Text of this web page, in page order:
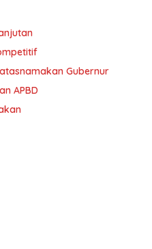
Gubernur
APBD